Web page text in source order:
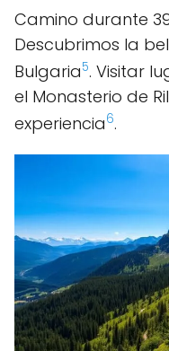
Camino durante
Descubrimos la
Bulgaria5. Visitar
el Monasterio de
experiencia6.